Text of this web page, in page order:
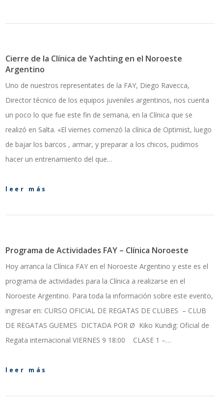
Cierre de la Clínica de Yachting en el Noroeste
Argentino
Uno de nuestros representates de la FAY, Diego Ravecca,
Director técnico de los equipos juveniles argentinos, nos cuenta
un poco lo que fue este fin de semana, en la Clínica que se
realizó en Salta. «El viernes comenzó la clínica de Optimist, luego
de bajar los barcos , armar, y preparar a los chicos, pudimos
hacer un entrenamiento del que…
leer más
Programa de Actividades FAY – Clínica Noroeste
Hoy arranca la Clínica FAY en el Noroeste Argentino y este es el
programa de actividades para la Clínica a realizarse en el
Noroeste Argentino. Para toda la información sobre este evento,
ingresar en: CURSO OFICIAL DE REGATAS DE CLUBES – CLUB
DE REGATAS GUEMES DICTADA POR Ø Kiko Kundig: Oficial de
Regata internacional VIERNES 9 18:00 CLASE 1 –…
leer más